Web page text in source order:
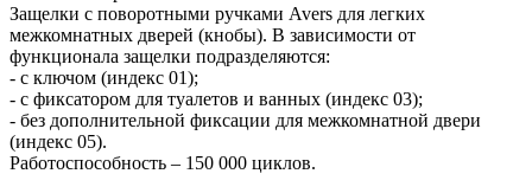
Защелки c поворотными ручками Avers для легких
межкомнатных дверей (кнобы). В зависимости от
функционала защелки подразделяются:
- с ключом (индекс 01);
- с фиксатором для туалетов и ванных (индекс 03);
- без дополнительной фиксации для межкомнатной двери
(индекс 05).
Работоспособность – 150 000 циклов.